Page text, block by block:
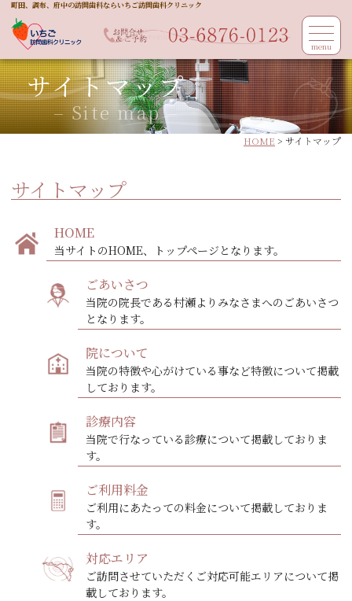
町田、調布、府中の訪問歯科ならいちご訪問歯科クリニック
menu
サイトマップ
– Site map –
HOME > サイトマップ
サイトマップ
HOME
当サイトのHOME、トップページとなります。
ごあいさつ
当院の院長である村瀬よりみなさまへのごあいさつ
となります。
院について
当院の特徴や心がけている事など特徴について掲載
しております。
診療内容
当院で行なっている診療について掲載しておりま
す。
ご利用料金
ご利用にあたっての料金について掲載しておりま
す。
対応エリア
ご訪問させていただくご対応可能エリアについて掲
載しております。